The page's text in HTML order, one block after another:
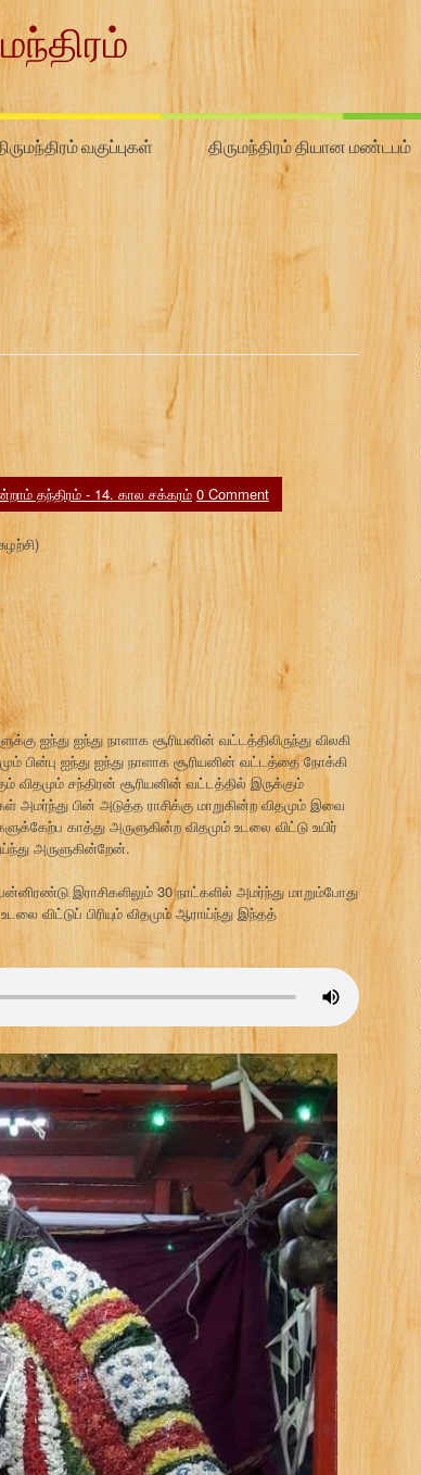
வகுப்புகள் திருமந்திரம் தியான மண்டபம்
தந்திரம் - 14. கால சக்கரம் 0 Comment
ஐந்து ஐந்து நாளாக சூரியனின் வட்டத்திலிருந்து விலகி
ஐந்து ஐந்து நாளாக சூரியனின் வட்டத்தை நோக்கி
சந்திரன் சூரியனின் வட்டத்தில் இருக்கும்
பின் அடுத்த ராசிக்கு மாறுகின்ற விதமும் இவை
காத்து அருளுகின்ற விதமும் உடலை விட்டு உயிர்
அருளுகின்றேன்.
இராசிகளிலும் 30 நாட்களில் அமர்ந்து மாறும்போது
விட்டுப் பிரியும் விதமும் ஆராய்ந்து இந்தத்